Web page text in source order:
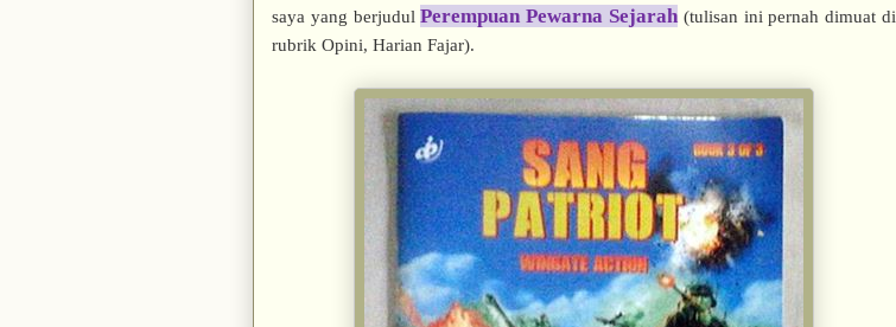
saya yang berjudulPerempuan Pewarna Sejarah (tulisan ini pernah dimuat di
rubrik Opini, Harian Fajar).